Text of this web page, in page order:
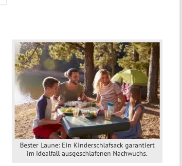
Bester Laune: Ein Kinderschlafsack garantiert
im Idealfall ausgeschlafenen Nachwuchs.